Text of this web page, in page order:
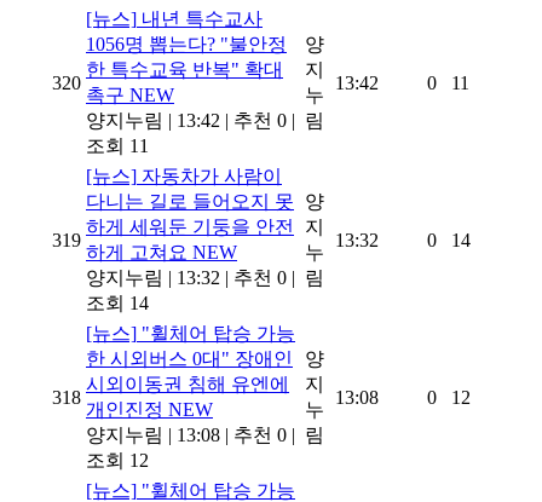
320
[뉴스] 내년 특수교사
1056명 뽑는다? "불안정
한 특수교육 반복" 확대
촉구 NEW
양지누림 | 13:42 | 추천 0 |
조회 11
양
지
누
림
13:42 0 11
319
[뉴스] 자동차가 사람이
다니는 길로 들어오지 못
하게 세워둔 기둥을 안전
하게 고쳐요 NEW
양지누림 | 13:32 | 추천 0 |
조회 14
양
지
누
림
13:32 0 14
318
[뉴스] "휠체어 탑승 가능
한 시외버스 0대" 장애인
시외이동권 침해 유엔에
개인진정 NEW
양지누림 | 13:08 | 추천 0 |
조회 12
양
지
누
림
13:08 0 12
[뉴스] "휠체어 탑승 가능